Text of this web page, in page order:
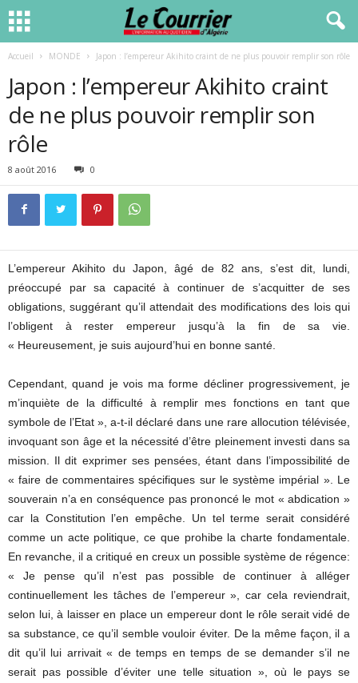
Accueil MONDE Japon : l’empereur Akihito craint de ne plus pouvoir remplir son rôle
Japon : l’empereur Akihito craint
de ne plus pouvoir remplir son
rôle
8 août 2016 0
L’empereur Akihito du Japon, âgé de 82 ans, s’est dit, lundi,
préoccupé par sa capacité à continuer de s’acquitter de ses
obligations, suggérant qu’il attendait des modifications des lois qui
l’obligent à rester empereur jusqu’à la fin de sa vie.
« Heureusement, je suis aujourd’hui en bonne santé.
Cependant, quand je vois ma forme décliner progressivement, je
m’inquiète de la difficulté à remplir mes fonctions en tant que
symbole de l’Etat », a-t-il déclaré dans une rare allocution télévisée,
invoquant son âge et la nécessité d’être pleinement investi dans sa
mission. Il dit exprimer ses pensées, étant dans l’impossibilité de
« faire de commentaires spécifiques sur le système impérial ». Le
souverain n’a en conséquence pas prononcé le mot « abdication »
car la Constitution l’en empêche. Un tel terme serait considéré
comme un acte politique, ce que prohibe la charte fondamentale.
En revanche, il a critiqué en creux un possible système de régence:
« Je pense qu’il n’est pas possible de continuer à alléger
continuellement les tâches de l’empereur », car cela reviendrait,
selon lui, à laisser en place un empereur dont le rôle serait vidé de
sa substance, ce qu’il semble vouloir éviter. De la même façon, il a
dit qu’il lui arrivait « de temps en temps de se demander s’il ne
serait pas possible d’éviter une telle situation », où le pays se